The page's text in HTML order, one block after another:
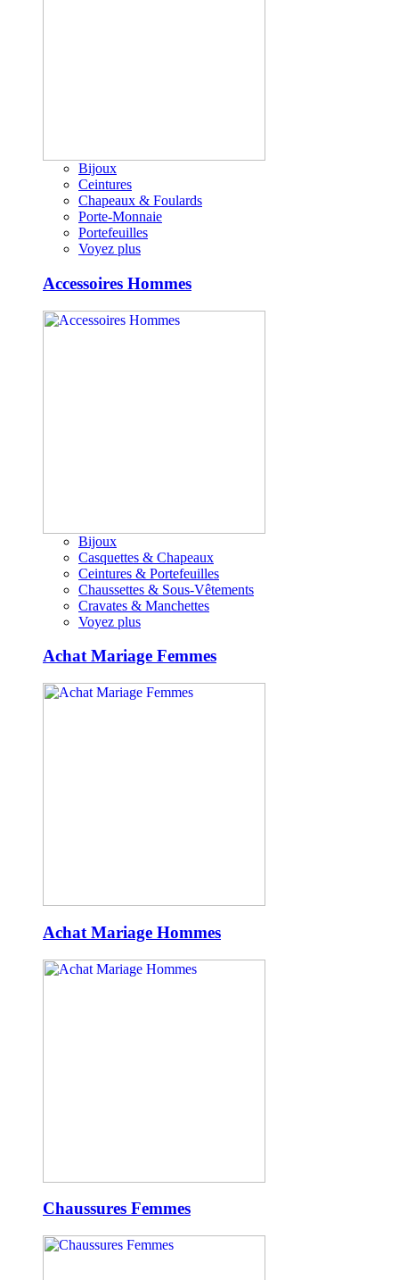
Bijoux
Ceintures
Chapeaux & Foulards
Porte-Monnaie
Portefeuilles
Voyez plus
Accessoires Hommes
Bijoux
Casquettes & Chapeaux
Ceintures & Portefeuilles
Chaussettes & Sous-Vêtements
Cravates & Manchettes
Voyez plus
Achat Mariage Femmes
Achat Mariage Hommes
Chaussures Femmes